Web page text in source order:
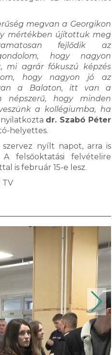
megvan a Georgikon
mértékben újítottuk meg
fejlődik az
hogy nagyon
mi agrár fókuszú képzés
hogy nagyon jó az
a Balaton, itt van a
népszerű, hogy minden
a kollégiumba, ha
dr. Szabó Péter
helyettes.
nyílt napot, arra is
felsőoktatási felvételire
is február 15-e lesz.
TV